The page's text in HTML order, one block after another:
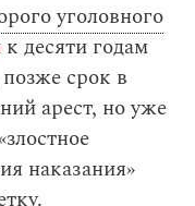
уголовного
к десяти годам
срок в
арест, но уже
наказания»